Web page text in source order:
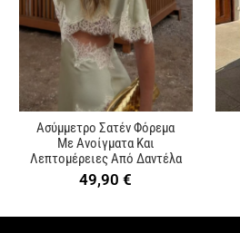
Ασύμμετρο Σατέν Φόρεμα
Με Ανοίγματα Και
Λεπτομέρειες Από Δαντέλα
49,90€